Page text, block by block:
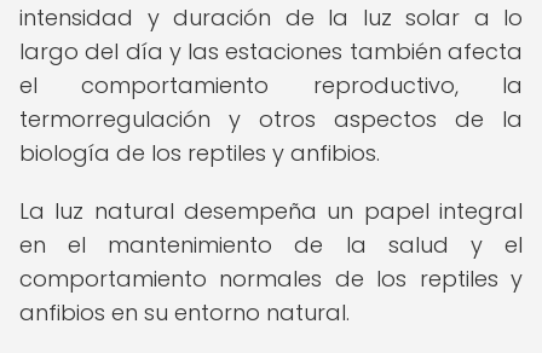
intensidad y duración de la luz solar a lo
largo del día y las estaciones también afecta
el comportamiento reproductivo, la
termorregulación y otros aspectos de la
biología de los reptiles y anfibios.
La luz natural desempeña un papel integral
en el mantenimiento de la salud y el
comportamiento normales de los reptiles y
anfibios en su entorno natural.